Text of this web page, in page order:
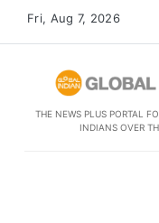
Fri, Aug 7, 2026
THE NEWS PLUS PORTAL
INDIANS OVER